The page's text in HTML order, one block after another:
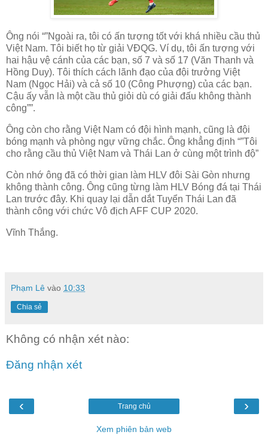
Ông nói “”Ngoài ra, tôi có ấn tượng tốt với khá nhiều cầu thủ
Việt Nam. Tôi biết họ từ giải VĐQG. Ví dụ, tôi ấn tượng với
hai hậu vệ cánh của các bạn, số 7 và số 17 (Văn Thanh và
Hồng Duy). Tôi thích cách lãnh đạo của đội trưởng Việt
Nam (Ngọc Hải) và cả số 10 (Công Phượng) của các bạn.
Cậu ấy vẫn là một cầu thủ giỏi dù có giải đấu không thành
công””.
Ông còn cho rằng Việt Nam có đội hình mạnh, cũng là đội
bóng mạnh và phòng ngự vững chắc. Ông khẳng định “”Tôi
cho rằng cầu thủ Việt Nam và Thái Lan ở cùng một trình độ”
Còn nhớ ông đã có thời gian làm HLV đôi Sài Gòn nhưng
không thành công. Ông cũng từng làm HLV Bóng đá tại Thái
Lan trước đây. Khi quay lại dẫn dắt Tuyển Thái Lan đã
thành công với chức Vô địch AFF CUP 2020.
Vĩnh Thắng.
Phạm Lê vào 10:33
Chia sẻ
Không có nhận xét nào:
Đăng nhận xét
‹ ›
Trang chủ
Xem phiên bản web